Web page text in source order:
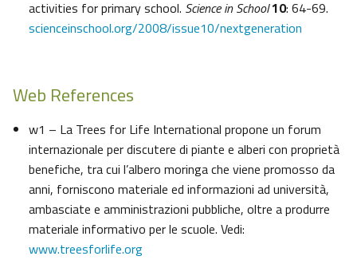
activities for primary school. Science in School10: 64-69.
scienceinschool.org/2008/issue10/nextgeneration
Web References
w1 – La Trees for Life International propone un forum
internazionale per discutere di piante e alberi con proprietà
benefiche, tra cui l’albero moringa che viene promosso da
anni, forniscono materiale ed informazioni ad università,
ambasciate e amministrazioni pubbliche, oltre a produrre
materiale informativo per le scuole. Vedi:
www.treesforlife.org